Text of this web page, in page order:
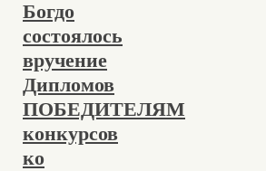
Богдо
состоялось
вручение
Дипломов
ПОБЕДИТЕЛЯМ
конкурсов
ко